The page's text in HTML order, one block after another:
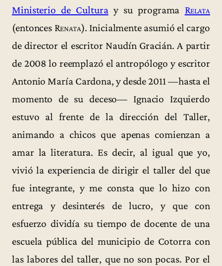
Ministerio de Culturay su programa Relata
(entonces Renata). Inicialmente asumió el cargo
de director el escritor Naudín Gracián. A partir
de 2008 lo reemplazó el antropólogo y escritor
Antonio María Cardona, y desde 2011 —hasta el
momento de su deceso— Ignacio Izquierdo
estuvo al frente de la dirección del Taller,
animando a chicos que apenas comienzan a
amar la literatura. Es decir, al igual que yo,
vivió la experiencia de dirigir el taller del que
fue integrante, y me consta que lo hizo con
entrega y desinterés de lucro, y que con
esfuerzo dividía su tiempo de docente de una
escuela pública del municipio de Cotorra con
las labores del taller, que no son pocas. Por el